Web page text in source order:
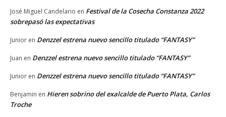
José Miguel Candelario en Festival de la Cosecha Constanza 2022
sobrepasó las expectativas
Junior en Denzzel estrena nuevo sencillo titulado “FANTASY”
Juan en Denzzel estrena nuevo sencillo titulado “FANTASY”
Junior en Denzzel estrena nuevo sencillo titulado “FANTASY”
Benjamin en Hieren sobrino del exalcalde de Puerto Plata, Carlos
Troche